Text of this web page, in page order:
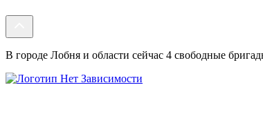
В городе Лобня и области сейчас 4 свободные